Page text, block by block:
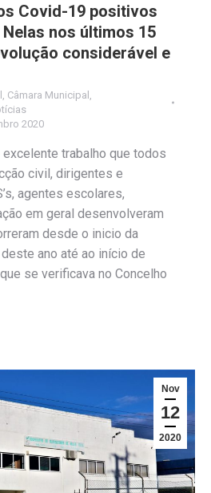
Covid-19 positivos
nos últimos 15
considerável e
Câmara Municipal
2020
trabalho que todos
civil, dirigentes e
agentes escolares,
em geral desenvolveram
desde o inicio da
ano até ao início de
se verificava no Concelho
Nov
12
2020